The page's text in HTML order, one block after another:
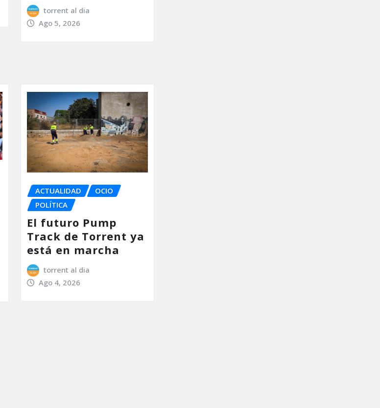
torrent al dia
Ago 5, 2026
ACTUALIDAD
OCIO
POLÍTICA
El futuro Pump
Track de Torrent ya
está en marcha
torrent al dia
Ago 4, 2026